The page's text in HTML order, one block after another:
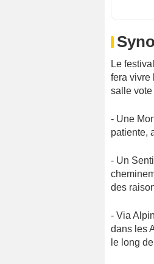
Le
fera vivre
salle vote
- Une
patiente,
- Un
des
- Via
dans les
le long